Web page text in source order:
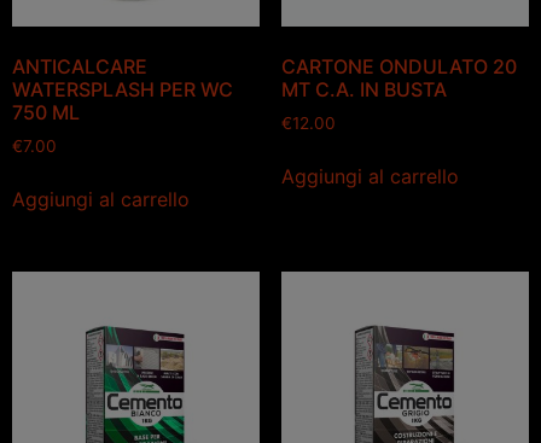
ANTICALCARE
WATERSPLASH PER WC
750 ML
€7.00
Aggiungi al carrello
CARTONE ONDULATO 20
MT C.A. IN BUSTA
€12.00
Aggiungi al carrello